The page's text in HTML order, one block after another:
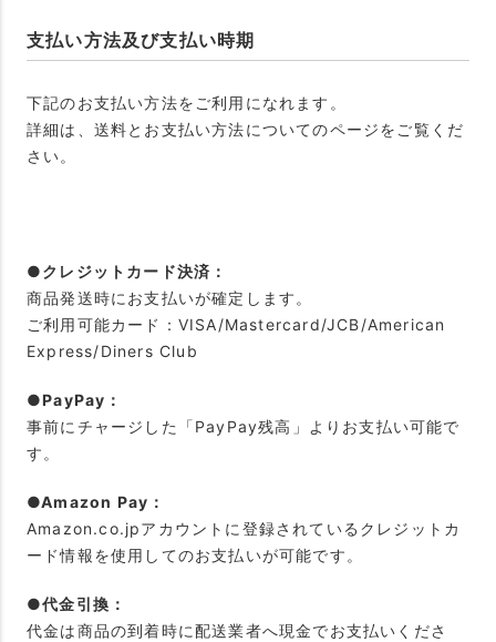
支払い方法及び支払い時期
下記のお支払い方法をご利用になれます。
詳細は、送料とお支払い方法についてのページをご覧くだ
さい。
●クレジットカード決済：
商品発送時にお支払いが確定します。
ご利用可能カード：VISA/Mastercard/JCB/American
Express/Diners Club
●PayPay：
事前にチャージした「PayPay残高」よりお支払い可能で
す。
●Amazon Pay：
Amazon.co.jpアカウントに登録されているクレジットカ
ード情報を使用してのお支払いが可能です。
●代金引換：
代金は商品の到着時に配送業者へ現金でお支払いくださ